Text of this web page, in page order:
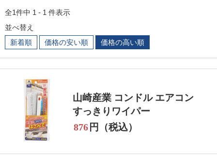
全1件中 1 - 1 件表示
並べ替え
新着順
価格の安い順 価格の高い順
山崎産業 コンドル エアコン
すっきりワイパー
876 円（税込）